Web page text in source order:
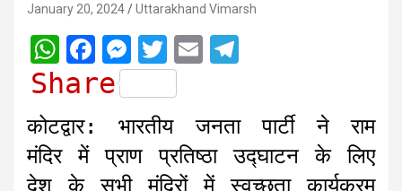
January 20, 2024 Uttarakhand Vimarsh
W
h
t
s
F
a
b
M
e
s
s
e
T
w
i
t
t
E
i
l
e
g
Share
कोटद्वार: भारतीय जनता पार्टी ने राम
मंदिर में प्राण प्रतिष्ठा उद्घाटन के लिए
देश के सभी मंदिरों में स्वच्छता कार्यक्रम